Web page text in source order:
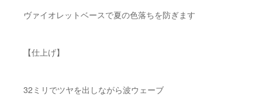
ヴァイオレットベースで夏の色落ちを防ぎます
【仕上げ】
32ミリでツヤを出しながら波ウェーブ